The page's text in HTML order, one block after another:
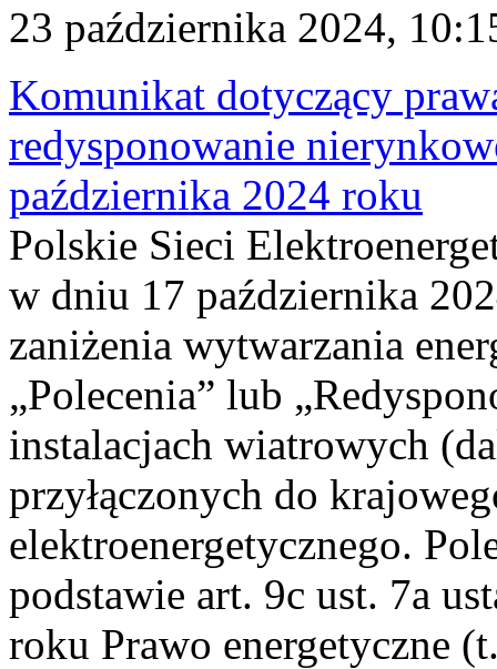
23 października 2024,
Komunikat dotyczący
redysponowanie
października 2024 roku
Polskie Sieci
w dniu 17 października
zaniżenia wytwarzania
„Polecenia” lub
instalacjach wiatrowych
przyłączonych do
elektroenergetycznego.
podstawie art. 9c ust. 7a
roku Prawo energetyczne